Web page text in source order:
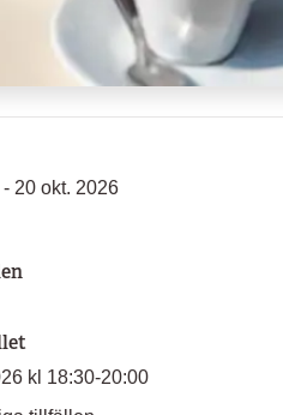
20 okt. 2026
kl 18:30-20:00